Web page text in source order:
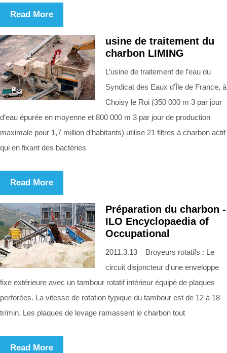
Read More
usine de traitement du
charbon LIMING
L’usine de traitement de l’eau du
Syndicat des Eaux d’Île de France, à
Choisy le Roi (350 000 m 3 par jour
d’eau épurée en moyenne et 800 000 m 3 par jour de production
maximale pour 1,7 million d’habitants) utilise 21 filtres à charbon actif
qui en fixant des bactéries
Read More
Préparation du charbon -
ILO Encyclopaedia of
Occupational
2011.3.13 Broyeurs rotatifs : Le
circuit disjoncteur d'une enveloppe
fixe extérieure avec un tambour rotatif intérieur équipé de plaques
perforées. La vitesse de rotation typique du tambour est de 12 à 18
tr/min. Les plaques de levage ramassent le charbon tout
Read More